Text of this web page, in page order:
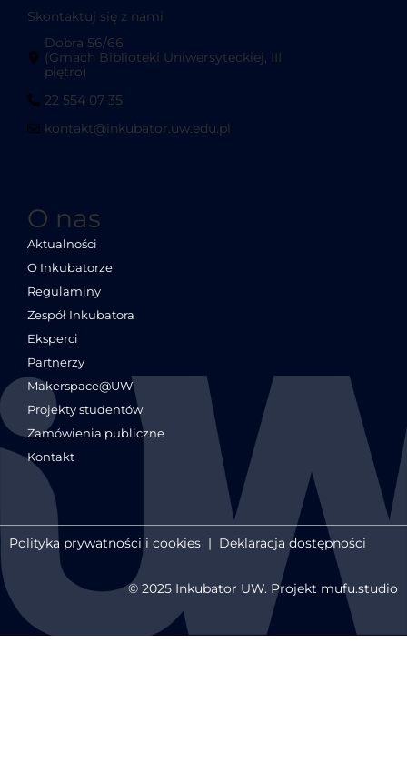
Skontaktuj się z nami
Dobra 56/66
(Gmach Biblioteki Uniwersyteckiej, III
piętro)
22 554 07 35
kontakt@inkubator.uw.edu.pl
O nas
Aktualności
O Inkubatorze
Regulaminy
Zespół Inkubatora
Eksperci
Partnerzy
Makerspace@UW
Projekty studentów
Zamówienia publiczne
Kontakt
Polityka prywatności i cookies | Deklaracja dostępności
© 2025 Inkubator UW. Projekt mufu.studio